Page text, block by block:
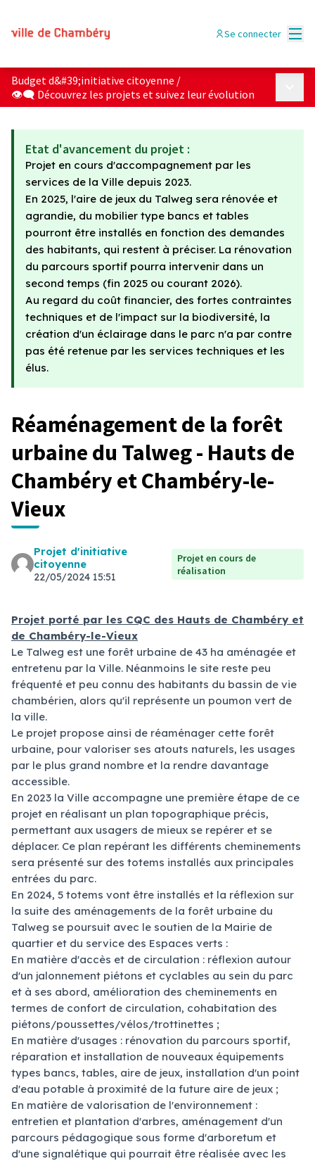
Se connecter
Budget d&#39;initiative citoyenne /
👁‍🗨 Découvrez les projets et suivez leur évolution
Etat d'avancement du projet :
Projet en cours d'accompagnement par les
services de la Ville depuis 2023.
En 2025, l'aire de jeux du Talweg sera rénovée et
agrandie, du mobilier type bancs et tables
pourront être installés en fonction des demandes
des habitants, qui restent à préciser. La rénovation
du parcours sportif pourra intervenir dans un
second temps (fin 2025 ou courant 2026).
Au regard du coût financier, des fortes contraintes
techniques et de l'impact sur la biodiversité, la
création d'un éclairage dans le parc n'a par contre
pas été retenue par les services techniques et les
élus.
Réaménagement de la forêt
urbaine du Talweg - Hauts de
Chambéry et Chambéry-le-
Vieux
Projet d'initiative
citoyenne
22/05/2024 15:51
Projet en cours de
réalisation
Projet porté par les CQC des Hauts de Chambéry et
de Chambéry-le-Vieux
Le Talweg est une forêt urbaine de 43 ha aménagée et
entretenu par la Ville. Néanmoins le site reste peu
fréquenté et peu connu des habitants du bassin de vie
chambérien, alors qu'il représente un poumon vert de
la ville.
Le projet propose ainsi de réaménager cette forêt
urbaine, pour valoriser ses atouts naturels, les usages
par le plus grand nombre et la rendre davantage
accessible.
En 2023 la Ville accompagne une première étape de ce
projet en réalisant un plan topographique précis,
permettant aux usagers de mieux se repérer et se
déplacer. Ce plan repérant les différents cheminements
sera présenté sur des totems installés aux principales
entrées du parc.
En 2024, 5 totems vont être installés et la réflexion sur
la suite des aménagements de la forêt urbaine du
Talweg se poursuit avec le soutien de la Mairie de
quartier et du service des Espaces verts :
En matière d'accès et de circulation : réflexion autour
d'un jalonnement piétons et cyclables au sein du parc
et à ses abord, amélioration des cheminements en
termes de confort de circulation, cohabitation des
piétons/poussettes/vélos/trottinettes ;
En matière d'usages : rénovation du parcours sportif,
réparation et installation de nouveaux équipements
types bancs, tables, aire de jeux, installation d'un point
d'eau potable à proximité de la future aire de jeux ;
En matière de valorisation de l'environnement :
entretien et plantation d'arbres, aménagement d'un
parcours pédagogique sous forme d'arboretum et
d'une signalétique qui pourrait être réalisée avec les